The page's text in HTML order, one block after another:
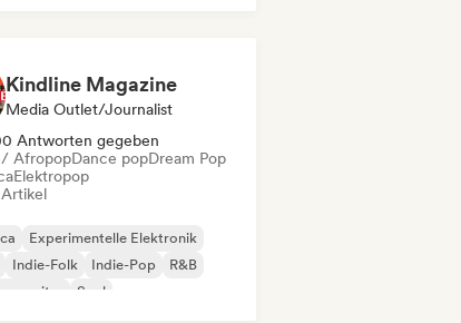
Kindline Magazine
Media Outlet/Journalist
Antworten gegeben
AfropopDance popDream Pop
Elektropop
Experimentelle Elektronik
Indie-Folk Indie-Pop
R&B
Soul